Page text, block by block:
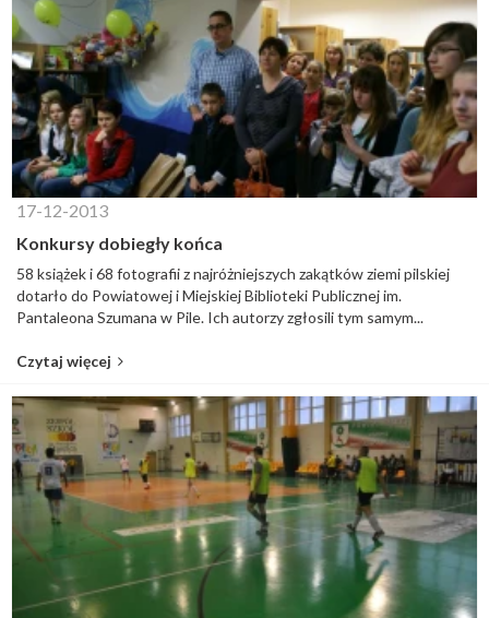
17-12-2013
Konkursy dobiegły końca
58 książek i 68 fotografii z najróżniejszych zakątków ziemi pilskiej
dotarło do Powiatowej i Miejskiej Biblioteki Publicznej im.
Pantaleona Szumana w Pile. Ich autorzy zgłosili tym samym...
Czytaj więcej